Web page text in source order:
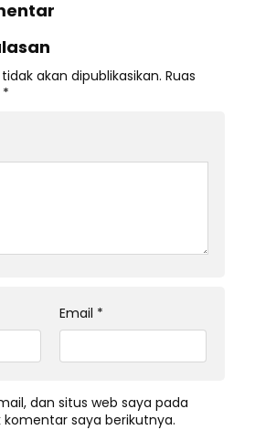
akan dipublikasikan. Ruas
*
Email *
dan situs web saya pada
saya berikutnya.